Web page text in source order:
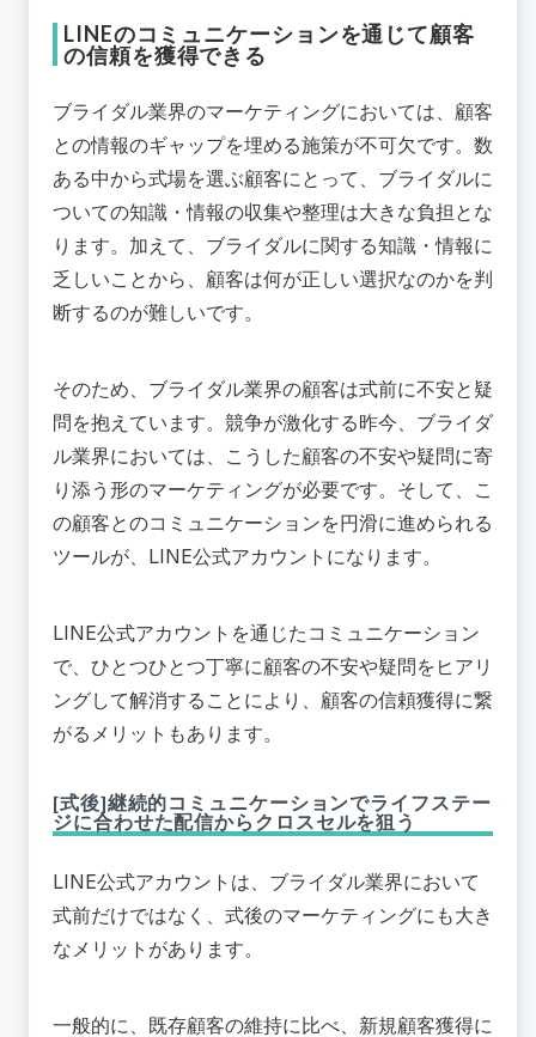
LINEのコミュニケーションを通じて顧客
の信頼を獲得できる
ブライダル業界のマーケティングにおいては、顧客
との情報のギャップを埋める施策が不可欠です。数
ある中から式場を選ぶ顧客にとって、ブライダルに
ついての知識・情報の収集や整理は大きな負担とな
ります。加えて、ブライダルに関する知識・情報に
乏しいことから、顧客は何が正しい選択なのかを判
断するのが難しいです。
そのため、ブライダル業界の顧客は式前に不安と疑
問を抱えています。競争が激化する昨今、ブライダ
ル業界においては、こうした顧客の不安や疑問に寄
り添う形のマーケティングが必要です。そして、こ
の顧客とのコミュニケーションを円滑に進められる
ツールが、LINE公式アカウントになります。
LINE公式アカウントを通じたコミュニケーション
で、ひとつひとつ丁寧に顧客の不安や疑問をヒアリ
ングして解消することにより、顧客の信頼獲得に繋
がるメリットもあります。
[式後]継続的コミュニケーションでライフステー
ジに合わせた配信からクロスセルを狙う
LINE公式アカウントは、ブライダル業界において
式前だけではなく、式後のマーケティングにも大き
なメリットがあります。
一般的に、既存顧客の維持に比べ、新規顧客獲得に